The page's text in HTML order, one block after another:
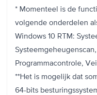
* Momenteel is de
volgende onderdelen
Windows 10 RTM:
Programmacontrole,
**Het is mogelijk dat
64-bits